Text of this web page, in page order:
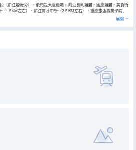
（黔江煙廠旁），後門是天龍雞雜，附近長明雞雜、國慶雞雜、美食街
1.5KM左右）、黔江育才中學（2.5KM左右）、重慶旅遊職業學院
左右）；步行約5分鐘到商業中心，南海鑫城天匯購物中心約400
展開